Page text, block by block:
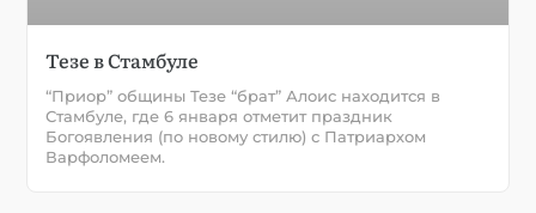
Тезе в Стамбуле
“Приор” общины Тезе “брат” Алоис находится в
Стамбуле, где 6 января отметит праздник
Богоявления (по новому стилю) с Патриархом
Варфоломеем.